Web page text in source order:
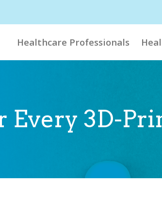
Healthcare Professionals
Every 3D-